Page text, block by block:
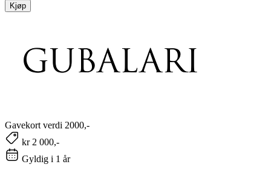
Kjøp
Gavekort verdi 2000,-
kr 2 000,-
Gyldig i 1 år